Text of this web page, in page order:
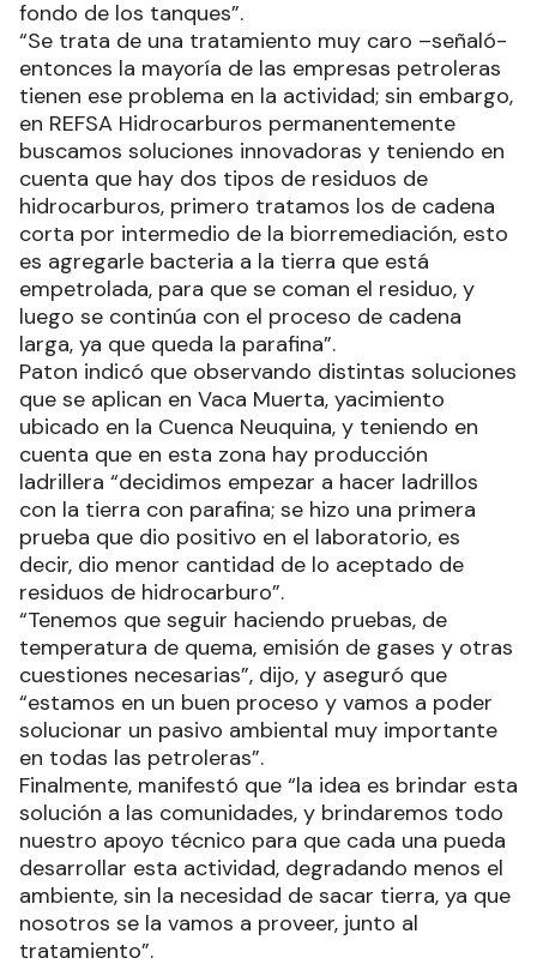
fondo de los tanques”.
“Se trata de una tratamiento muy caro –señaló-
entonces la mayoría de las empresas petroleras
tienen ese problema en la actividad; sin embargo,
en REFSA Hidrocarburos permanentemente
buscamos soluciones innovadoras y teniendo en
cuenta que hay dos tipos de residuos de
hidrocarburos, primero tratamos los de cadena
corta por intermedio de la biorremediación, esto
es agregarle bacteria a la tierra que está
empetrolada, para que se coman el residuo, y
luego se continúa con el proceso de cadena
larga, ya que queda la parafina”.
Paton indicó que observando distintas soluciones
que se aplican en Vaca Muerta, yacimiento
ubicado en la Cuenca Neuquina, y teniendo en
cuenta que en esta zona hay producción
ladrillera “decidimos empezar a hacer ladrillos
con la tierra con parafina; se hizo una primera
prueba que dio positivo en el laboratorio, es
decir, dio menor cantidad de lo aceptado de
residuos de hidrocarburo”.
“Tenemos que seguir haciendo pruebas, de
temperatura de quema, emisión de gases y otras
cuestiones necesarias”, dijo, y aseguró que
“estamos en un buen proceso y vamos a poder
solucionar un pasivo ambiental muy importante
en todas las petroleras”.
Finalmente, manifestó que “la idea es brindar esta
solución a las comunidades, y brindaremos todo
nuestro apoyo técnico para que cada una pueda
desarrollar esta actividad, degradando menos el
ambiente, sin la necesidad de sacar tierra, ya que
nosotros se la vamos a proveer, junto al
tratamiento”.